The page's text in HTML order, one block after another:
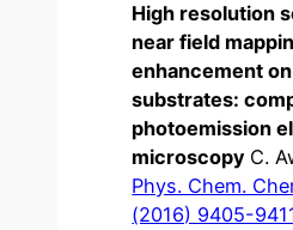
High resolution
near field
enhancement on
substrates:
photoemission
microscopy C.
Phys. Chem.
(2016) 9405-